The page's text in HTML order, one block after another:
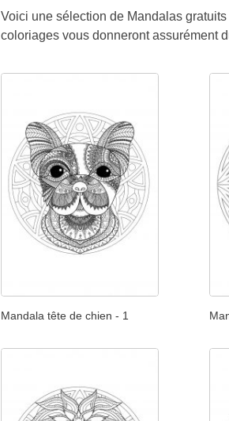
Voici une sélection de Mandalas
coloriages vous donneront assurément
Mandala tête de chien - 1